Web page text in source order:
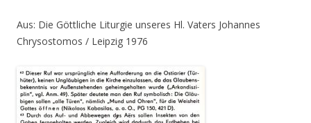
Aus: Die Göttliche Liturgie unseres Hl. Vaters Johannes
Chrysostomos / Leipzig 1976